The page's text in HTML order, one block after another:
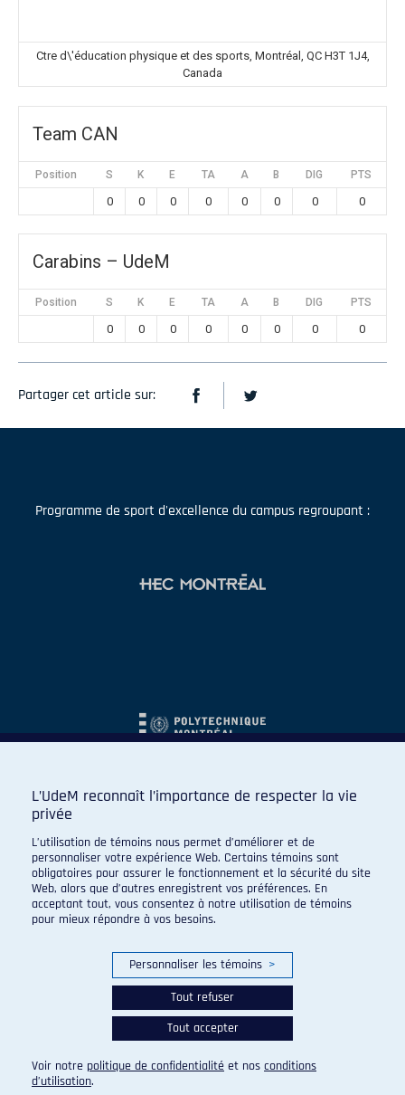
Ctre d\'éducation physique et des sports, Montréal, QC H3T 1J4,
Canada
Team CAN
Position S K E TA A B DIG PTS
0 0 0 0 0 0 0 0
Carabins – UdeM
Position S K E TA A B DIG PTS
0 0 0 0 0 0 0 0
Partager cet article sur:
Programme de sport d'excellence du campus regroupant :
© 2026 Carabins de l'Université de Montréal. Tous droits
réservés.
Paramètres des témoins
L’UdeM reconnaît l’importance de respecter la vie
privée
L’utilisation de témoins nous permet d’améliorer et de
personnaliser votre expérience Web. Certains témoins sont
obligatoires pour assurer le fonctionnement et la sécurité du site
Web, alors que d’autres enregistrent vos préférences. En
acceptant tout, vous consentez à notre utilisation de témoins
pour mieux répondre à vos besoins.
Personnaliser les témoins >
Tout refuser
Tout accepter
Voir notre politique de confidentialité et nos conditions
d’utilisation.